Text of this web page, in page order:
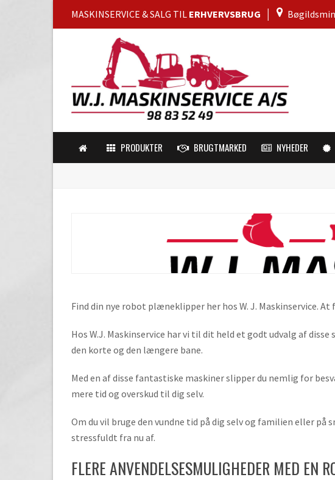
MASKINSERVICE & SALG TIL ERHVERVSBRUG
PRODUKTER BRUGTMARKED NYHEDER
Find din nye robot plæneklipper her hos W. J.
Hos W.J. Maskinservice har vi til dit held et godt udvalg af
den korte og den længere bane.
Med en af disse fantastiske maskiner slipper du nemlig for
mere tid og overskud til dig selv.
Om du vil bruge den vundne tid på dig selv og familien eller
stressfuldt fra nu af.
FLERE ANVENDELSESMULIGHEDER MED EN